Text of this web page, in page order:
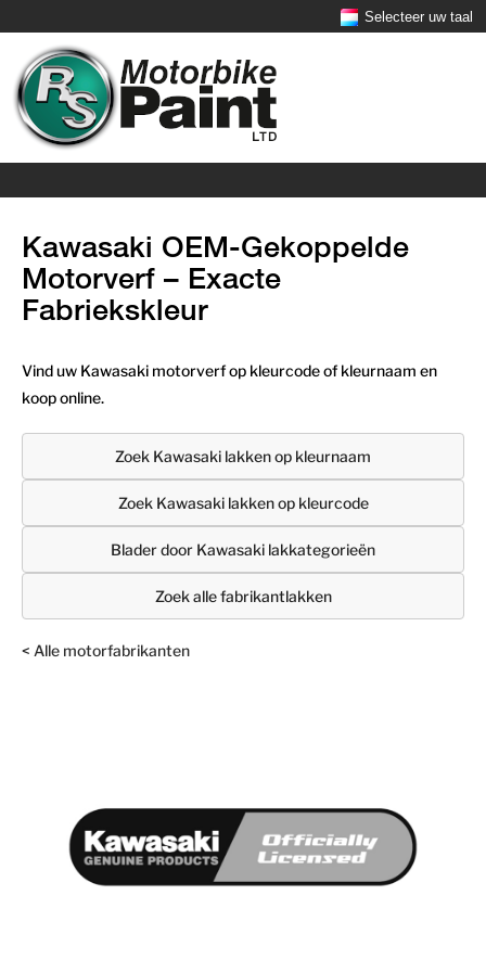
Selecteer uw taal
Kawasaki OEM-Gekoppelde
Motorverf – Exacte
Fabriekskleur
Vind uw Kawasaki motorverf op kleurcode of kleurnaam en
koop online.
Zoek Kawasaki lakken op kleurnaam
Zoek Kawasaki lakken op kleurcode
Blader door Kawasaki lakkategorieën
Zoek alle fabrikantlakken
< Alle motorfabrikanten